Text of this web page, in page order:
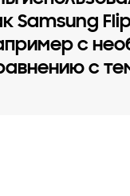
Samsung
с
с